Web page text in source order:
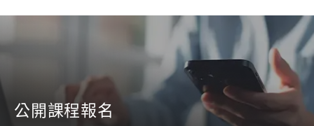
公開課程報名